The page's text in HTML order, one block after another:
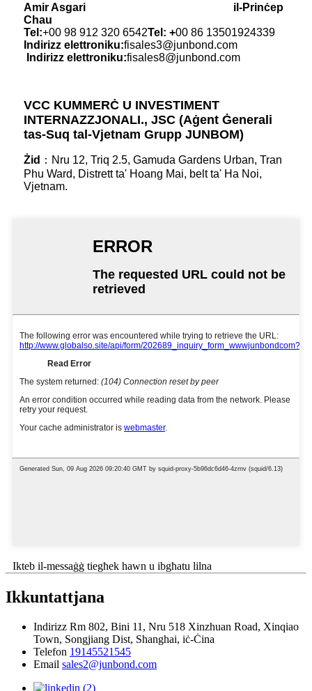
Amir Asgari
il-Prinċep
Chau
Tel:+00 98 912 320 6542Tel: +00 86 13501924339
Indirizz elettroniku:fisales3@junbond.com
Indirizz elettroniku:fisales8@junbond.com
VCC KUMMERĊ U INVESTIMENT
INTERNAZZJONALI., JSC (Aġent Ġenerali
tas-Suq tal-Vjetnam Grupp JUNBOM)
Żid ：Nru 12, Triq 2.5, Gamuda Gardens Urban, Tran
Phu Ward, Distrett ta' Hoang Mai, belt ta' Ha Noi,
Vjetnam.
Ikteb il-messaġġ tiegħek hawn u ibgħatu lilna
Ikkuntattjana
Indirizz Rm 802, Bini 11, Nru 518 Xinzhuan Road, Xinqiao
Town, Songjiang Dist, Shanghai, iċ-Ċina
Telefon 19145521545
Email sales2@junbond.com